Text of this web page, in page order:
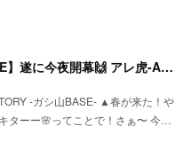
【ガシ山BASE】遂に今夜開幕🙌 アレ虎-ARETORA-
-ガシ山BASE- ▲春が来た！や
ターー🌸ってことで！さぁ〜 今…